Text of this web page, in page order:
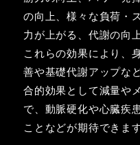
の向上、様々な負荷・
力が上がる、代謝の向
これらの効果により、
善や基礎代謝アップな
合的効果として減量や
で、動脈硬化や心臓疾
ことなどが期待できます